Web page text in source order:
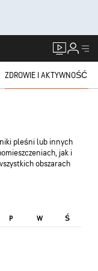
ZDROWIE I AKTYWNOŚĆ
pleśni lub innych
jak i
obszarach
P W Ś